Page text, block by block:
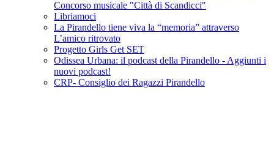
Concorso musicale "Città di Scandicci"
Libriamoci
La Pirandello tiene viva la “memoria” attraverso
L’amico ritrovato
Progetto Girls Get SET
Odissea Urbana: il podcast della Pirandello - Aggiunti i
nuovi podcast!
CRP- Consiglio dei Ragazzi Pirandello